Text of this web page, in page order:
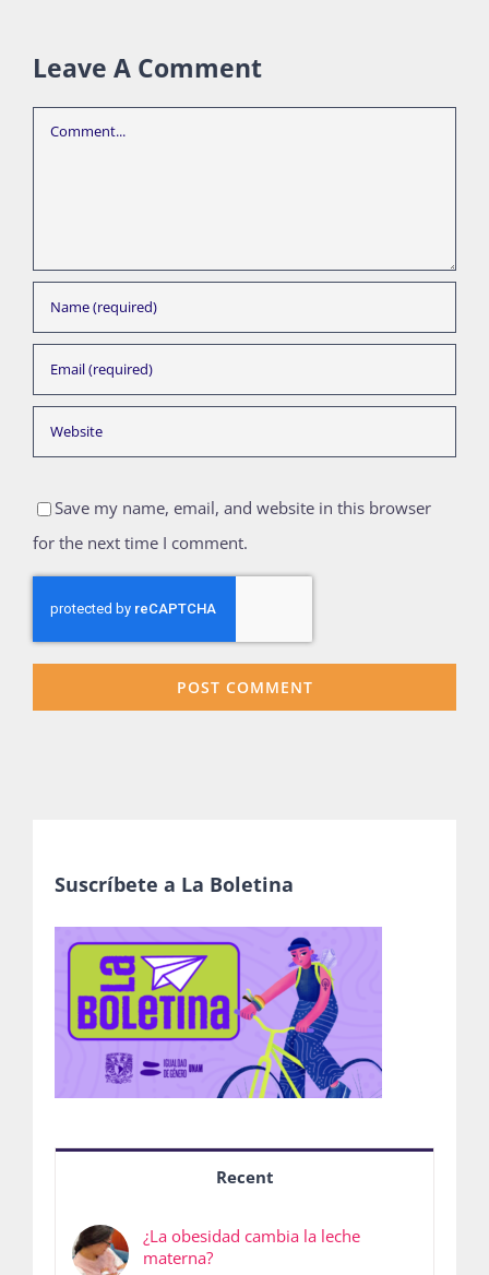
Leave A Comment
Comment
Save my name, email, and website in this browser
for the next time I comment.
Suscríbete a La Boletina
Recent
¿La obesidad cambia la leche
materna?